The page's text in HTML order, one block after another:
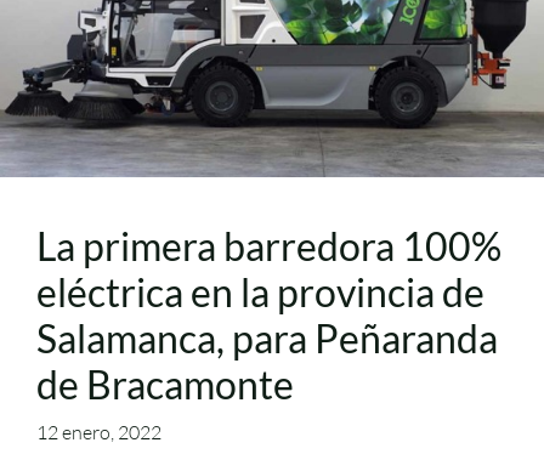
La primera barredora 100%
eléctrica en la provincia de
Salamanca, para Peñaranda
de Bracamonte
12 enero, 2022